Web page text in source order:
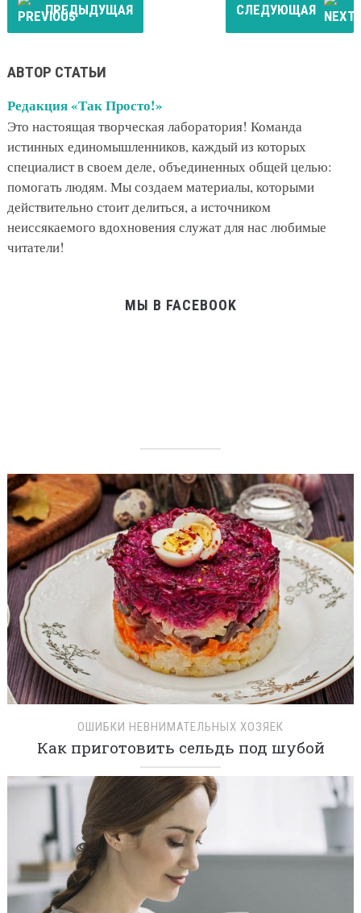
ПРЕДЫДУЩАЯ СЛЕДУЮЩАЯ
АВТОР СТАТЬИ
Редакция «Так Просто!»
Это настоящая творческая лаборатория! Команда
истинных единомышленников, каждый из которых
специалист в своем деле, объединенных общей целью:
помогать людям. Мы создаем материалы, которыми
действительно стоит делиться, а источником
неиссякаемого вдохновения служат для нас любимые
читатели!
МЫ В FACEBOOK
ОШИБКИ НЕВНИМАТЕЛЬНЫХ ХОЗЯЕК
Как приготовить сельдь под шубой